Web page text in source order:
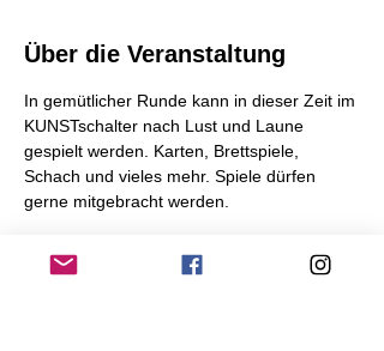
Über die Veranstaltung
In gemütlicher Runde kann in dieser Zeit im
KUNSTschalter nach Lust und Laune
gespielt werden. Karten, Brettspiele,
Schach und vieles mehr. Spiele dürfen
gerne mitgebracht werden.
Einfach vorbeikommen und mitmachen!